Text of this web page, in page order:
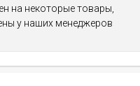
на некоторые товары,
у наших менеджеров